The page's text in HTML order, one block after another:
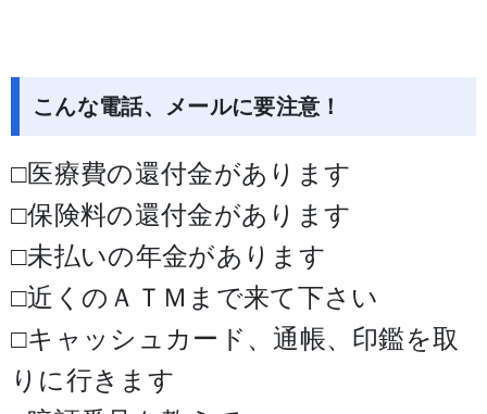
こんな電話、メールに要注意！
□医療費の還付金があります
□保険料の還付金があります
□未払いの年金があります
□近くのＡＴＭまで来て下さい
□キャッシュカード、通帳、印鑑を取
りに行きます